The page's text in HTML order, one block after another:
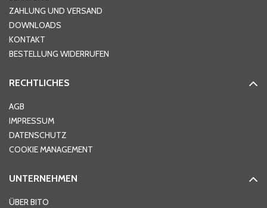
Ort*
Telefon
ZAHLUNG UND VERSAND
DOWNLOADS
KONTAKT
BESTELLUNG WIDERRUFEN
RECHTLICHES
AGB
IMPRESSUM
DATENSCHUTZ
COOKIE MANAGEMENT
UNTERNEHMEN
ÜBER BITO